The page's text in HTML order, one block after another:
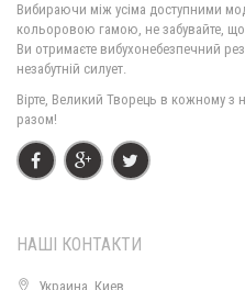
Вибираючи між усіма доступними
кольоровою гамою, не забувайте,
Ви отримаєте вибухонебезпечний
незабутній силует.
Вірте, Великий Творець в кожному з
разом!
НАШІ КОНТАКТИ
Украина, Киев